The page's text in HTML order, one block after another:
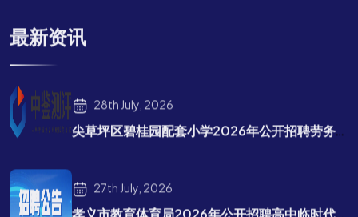
最新资讯
28th July, 2026
尖草坪区碧桂园配套小学2026年公开招聘劳务派遣教师补充公告
27th July, 2026